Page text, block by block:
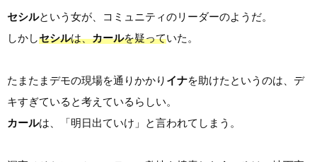
セシルという女が、コミュニティのリーダーのようだ。
しかしセシルは、カールを疑っていた。
たまたまデモの現場を通りかかり イナを助けたというのは、デ
キすぎていると考えているらしい。
カールは、「明日出ていけ」と言われてしまう。